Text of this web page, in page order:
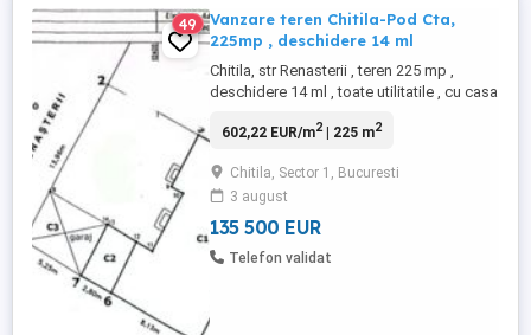
49
Vanzare teren Chitila-Pod Cta,
225mp , deschidere 14 ml
Chitila, str Renasterii , teren 225 mp ,
deschidere 14 ml , toate utilitatile , cu casa
602,22 EUR/m2| 225 m2
Chitila, Sector 1, Bucuresti
3 august
135 500 EUR
Telefon validat